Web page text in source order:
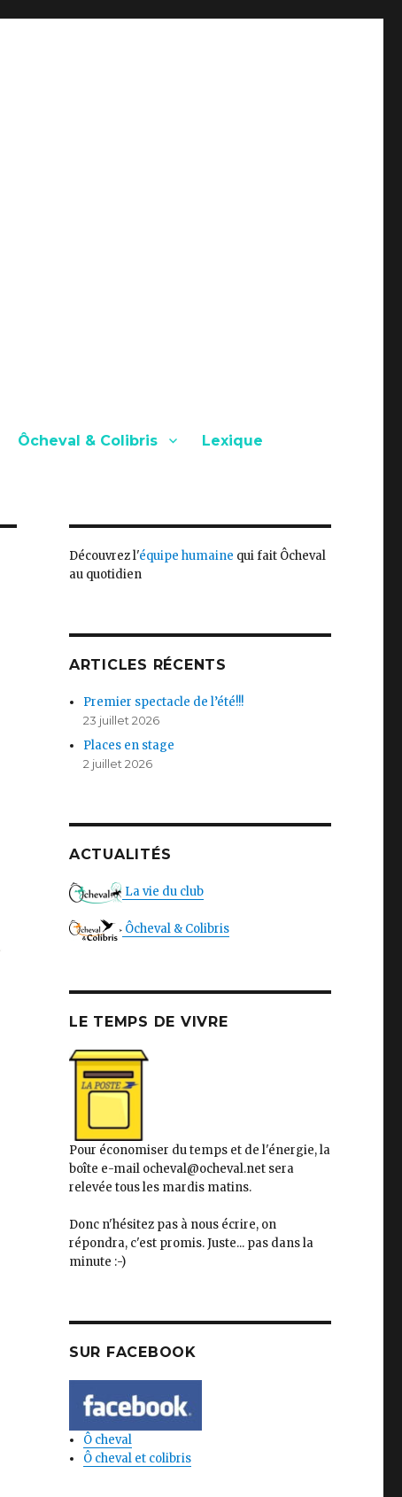
Ôcheval & Colibris Lexique
Découvrez l'équipe humaine qui fait Ôcheval
au quotidien
ARTICLES RÉCENTS
Premier spectacle de l’été!!!
23 juillet 2026
Places en stage
2 juillet 2026
ACTUALITÉS
La vie du club
Ôcheval & Colibris
LE TEMPS DE VIVRE
Pour économiser du temps et de l'énergie, la
boîte e-mail ocheval@ocheval.net sera
relevée tous les mardis matins.
Donc n'hésitez pas à nous écrire, on
répondra, c'est promis. Juste... pas dans la
minute :-)
SUR FACEBOOK
Ô cheval
Ô cheval et colibris